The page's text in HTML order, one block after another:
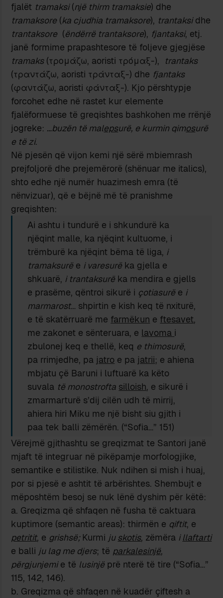
fjalët tramaksi(një thirm tramaksie) dhe
tramaksore (ka cjudhia tramaksore), trantaksidhe
trantaksore (ëndërrë trantaksore), fjantaksi, etj.
janë formime prapashtesore të foljeve gjegjëse
tramaks(τρομάζω, aoristi τρόμαξ-),
trantaks
(τραντάζω, aoristi τράνταξ-) dhe fjantaks
(φαντάζω, aoristi φάνταξ-). Kjo përshtypje
forcohet edhe në rastet kur elemente
fjalëformuese të greqishtes bashkohen me rrënjë
jogreke: …buzën të malepsurë, e kurmin qimosurë
e të zi.
Në pjesën që vijon kemi një sërë mbiemrash
prejfoljorë dhe prejemërorë (shënuar me italics),
shto edhe një numër huazimesh emra (të
nënvizuar), që e bëjnë më të pranishme
greqishten:
Ai ashtu i tundurë e i shkundurë ka
njëqint malle, ka njëqint kultuome, i
trëmburë ka njëqint bëma të liga, i
tramaksurë e i varesurë ka gjella e
shkuarë, i trantaksurë ka mendira e gjells
e prasëme, qëntroi sikurë i çotiasurë e i
marmarost… shpirtin e kish keq të nxiturë,
e të skatërruarë me farmëkun e ftesavet,
me zakonet e sënteruara, e lavoma i
zbulonej keq e thellë, keq e thimosurë,
pa rrimjedhe, pa jatro e pa jatrii; e ahiena
mbjatu çë Baruni i luftuarë ka këto
suvala të monostrofta silloish, e sikurë i
zmarmarturë s’dij cilën udh të mirrij,
ahiera hiri Miku me një bisht siu gjith i
paa tek balli zëmërën. (“Sofia…” 151)
Vërejmë gjithashtu se greqizmat te Santori janë
mjaft të integruar në pikëpamje morfologjike,
semantike e stilistike. Nuk ndihen si mish i huaj,
por si pjesë e ashtit të arbërishtes. Shembujt e
mëposhtëm besoj se nuk lënë dyshim për këtë:
a. Greqizma që shfaqen në fusha të caktuara
kuptimore (semantic areas): thirmën e qiftit, e
petritit, e grishsë; Kurmi juskotis, zëmëra illaftarti
e balli ju lag me djers; të parkalesinjë,
përgjunjemie të lusinjë prë nterë të tire (“Sofia…”
115, 142, 146).
b. Greqizma që shfaqen në kuadër çiftesh a